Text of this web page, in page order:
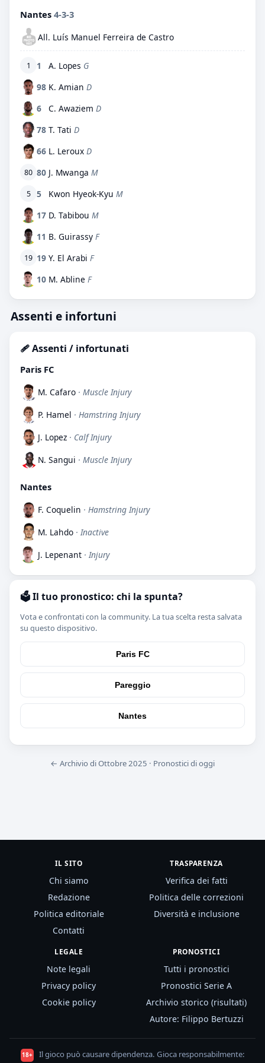
Nantes 4-3-3
All. Luís Manuel Ferreira de Castro
1 1 A. Lopes G
98 K. Amian D
6
C. Awaziem D
78 T. Tati D
66 L. Leroux D
80 80 J. Mwanga M
5 5 Kwon Hyeok-Kyu M
17 D. Tabibou M
11 B. Guirassy F
19 19 Y. El Arabi F
10 M. Abline F
Assenti e infortuni
🩹 Assenti / infortunati
Paris FC
M. Cafaro · Muscle Injury
P. Hamel · Hamstring Injury
J. Lopez · Calf Injury
N. Sangui · Muscle Injury
Nantes
F. Coquelin · Hamstring Injury
M. Lahdo · Inactive
J. Lepenant · Injury
🗳️ Il tuo pronostico: chi la spunta?
Vota e confrontati con la community. La tua scelta resta salvata
su questo dispositivo.
Paris FC
Pareggio
Nantes
← Archivio di Ottobre 2025 · Pronostici di oggi
IL SITO
Chi siamo
Redazione
Politica editoriale
Contatti
TRASPARENZA
Verifica dei fatti
Politica delle correzioni
Diversità e inclusione
LEGALE
Note legali
Privacy policy
Cookie policy
PRONOSTICI
Tutti i pronostici
Pronostici Serie A
Archivio storico (risultati)
Autore: Filippo Bertuzzi
18+
Il gioco può causare dipendenza. Gioca responsabilmente: